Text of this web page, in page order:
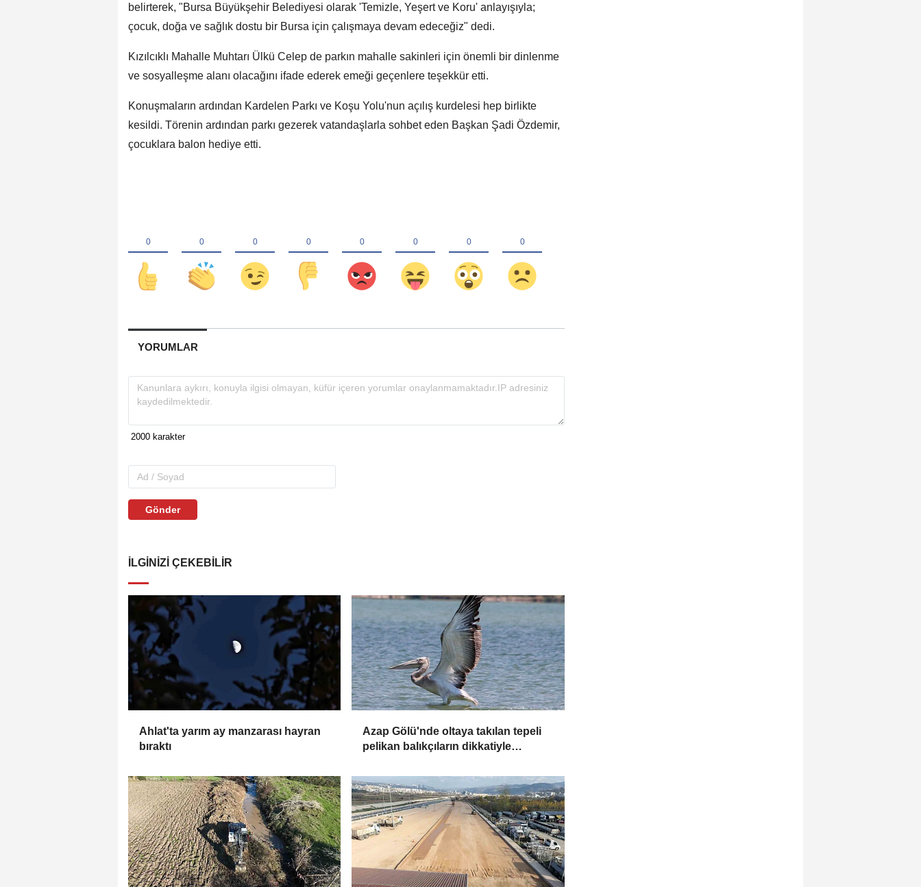
belirterek, "Bursa Büyükşehir Belediyesi olarak 'Temizle, Yeşert ve Koru' anlayışıyla;
çocuk, doğa ve sağlık dostu bir Bursa için çalışmaya devam edeceğiz" dedi.
Kızılcıklı Mahalle Muhtarı Ülkü Celep de parkın mahalle sakinleri için önemli bir dinlenme
ve sosyalleşme alanı olacağını ifade ederek emeği geçenlere teşekkür etti.
Konuşmaların ardından Kardelen Parkı ve Koşu Yolu'nun açılış kurdelesi hep birlikte
kesildi. Törenin ardından parkı gezerek vatandaşlarla sohbet eden Başkan Şadi Özdemir,
çocuklara balon hediye etti.
YORUMLAR
Gönder
İLGINIZI ÇEKEBILIR
Ahlat'ta yarım ay manzarası hayran
bıraktı
Azap Gölü'nde oltaya takılan tepeli
pelikan balıkçıların dikkatiyle